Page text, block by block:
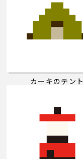
カーキのテント